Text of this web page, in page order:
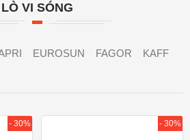
LÒ VI SÓNG
EUROSUN FAGOR KAFF
- 30% - 30%